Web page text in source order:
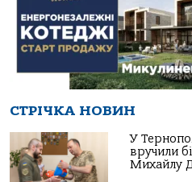
СТРІЧКА НОВИН
У
вручили
Михайлу